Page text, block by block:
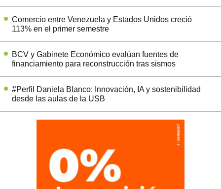
Comercio entre Venezuela y Estados Unidos creció
113% en el primer semestre
BCV y Gabinete Económico evalúan fuentes de
financiamiento para reconstrucción tras sismos
#Perfil Daniela Blanco: Innovación, IA y sostenibilidad
desde las aulas de la USB